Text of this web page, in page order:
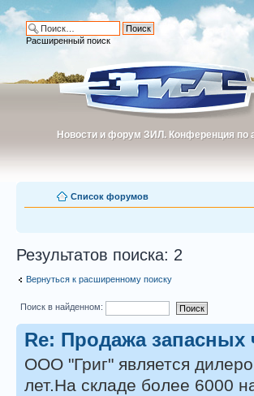
Новости и форум ЗИЛ. Конференция
Новости и форум ЗИЛ. Конференция
Расширенный поиск
Список форумов
Результатов поиска: 2
Вернуться к расширенному поиску
Поиск в найденном:
Re: Продажа запасных
ООО "Григ" является
лет.На складе более 6000